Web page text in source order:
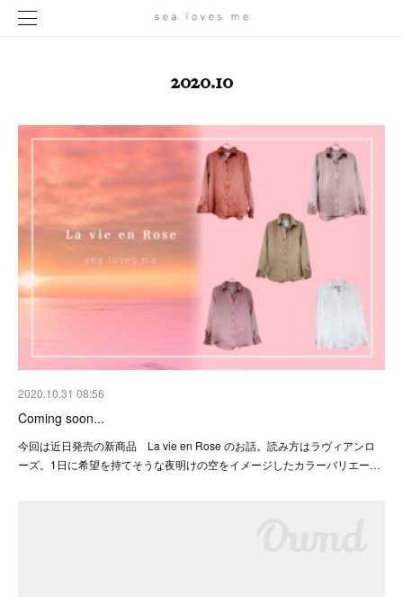
2020.10
2020.10.31 08:56
Coming soon...
今回は近日発売の新商品 La vie en Rose のお話。読み方はラヴィアンロ
ーズ。1日に希望を持てそうな夜明けの空をイメージしたカラーバリエー…